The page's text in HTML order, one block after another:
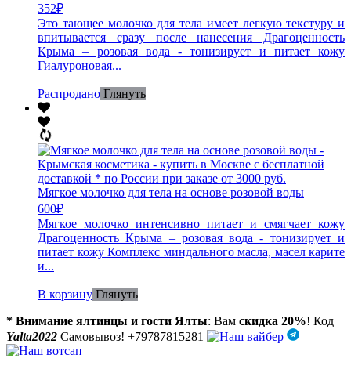
352₽
Это тающее молочко для тела имеет легкую текстуру и
впитывается сразу после нанесения Драгоценность
Крыма – розовая вода - тонизирует и питает кожу
Гиалуроновая...
Распродано Глянуть
Мягкое молочко для тела на основе розовой воды
600₽
Мягкое молочко интенсивно питает и смягчает кожу
Драгоценность Крыма – розовая вода - тонизирует и
питает кожу Комплекс миндального масла, масел карите
и...
В корзину Глянуть
* Внимание ялтинцы и гости Ялты: Вам скидка 20%! Код
Yalta2022 Самовывоз! +79787815281